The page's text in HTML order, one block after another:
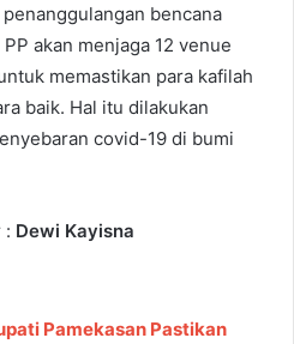
bencana
akan menjaga 12 venue
memastikan para kafilah
baik. Hal itu dilakukan
covid-19 di bumi
: Dewi Kayisna
Pamekasan Pastikan